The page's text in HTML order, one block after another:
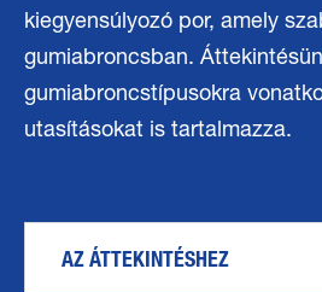
kiegyensúlyozó por, amely
gumiabroncsban.
gumiabroncstípusokra
utasításokat is tartalmazza.
AZ ÁTTEKINTÉSHEZ